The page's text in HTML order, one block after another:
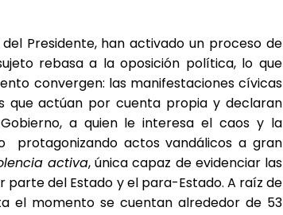
Presidente, han activado un proceso de
rebasa a la oposición política, lo que
convergen: las manifestaciones cívicas
que actúan por cuenta propia y declaran
a quien le interesa el caos y la
protagonizando actos vandálicos a gran
activa, única capaz de evidenciar las
parte del Estado y el para-Estado. A raíz de
el momento se cuentan alrededor de 53